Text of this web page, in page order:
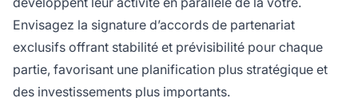
Envisagez la signature d’accords de partenariat
exclusifs offrant stabilité et prévisibilité pour chaque
partie, favorisant une planification plus stratégique et
des investissements plus importants.